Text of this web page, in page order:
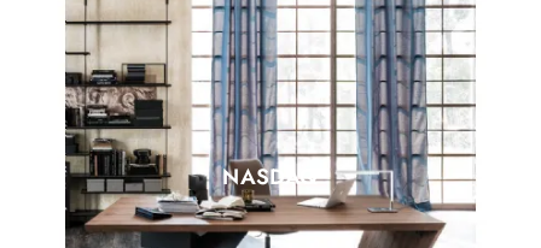
NASDAQ